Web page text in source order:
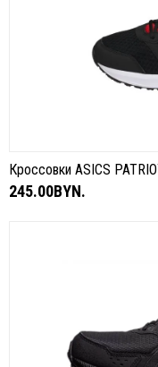
Кроссовки ASICS
245.00BYN.